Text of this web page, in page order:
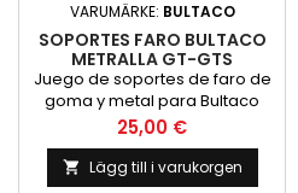
VARUMÄRKE: BULTACO
SOPORTES FARO BULTACO
METRALLA GT-GTS
COMPLETOS
Juego de soportes de faro de
goma y metal para Bultaco
Metralla GT y GTS. Precio por
pareja
Pris
25,00 €
 Lägg till i varukorgen